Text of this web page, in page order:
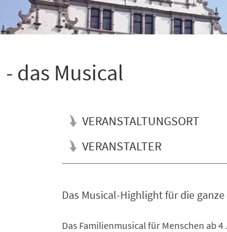
- das Musical
VERANSTALTUNGSORT
VERANSTALTER
Das Musical-Highlight für die
Das Familienmusical für Menschen ab